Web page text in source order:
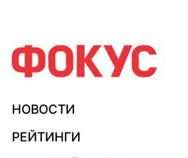
НОВОСТИ
РЕЙТИНГИ